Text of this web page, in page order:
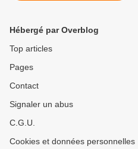
Hébergé par Overblog
Top articles
Pages
Contact
Signaler un abus
C.G.U.
Cookies et données personnelles